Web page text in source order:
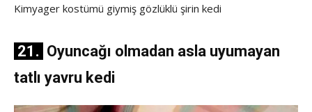
Kimyager kostümü giymiş gözlüklü şirin kedi
21. Oyuncağı olmadan asla uyumayan
tatlı yavru kedi